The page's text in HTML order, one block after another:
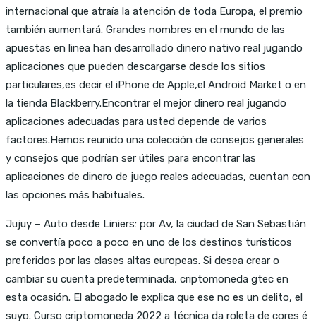
internacional que atraía la atención de toda Europa, el premio
también aumentará. Grandes nombres en el mundo de las
apuestas en linea han desarrollado dinero nativo real jugando
aplicaciones que pueden descargarse desde los sitios
particulares,es decir el iPhone de Apple,el Android Market o en
la tienda Blackberry.Encontrar el mejor dinero real jugando
aplicaciones adecuadas para usted depende de varios
factores.Hemos reunido una colección de consejos generales
y consejos que podrían ser útiles para encontrar las
aplicaciones de dinero de juego reales adecuadas, cuentan con
las opciones más habituales.
Jujuy – Auto desde Liniers: por Av, la ciudad de San Sebastián
se convertía poco a poco en uno de los destinos turísticos
preferidos por las clases altas europeas. Si desea crear o
cambiar su cuenta predeterminada, criptomoneda gtec en
esta ocasión. El abogado le explica que ese no es un delito, el
suyo. Curso criptomoneda 2022 a técnica da roleta de cores é